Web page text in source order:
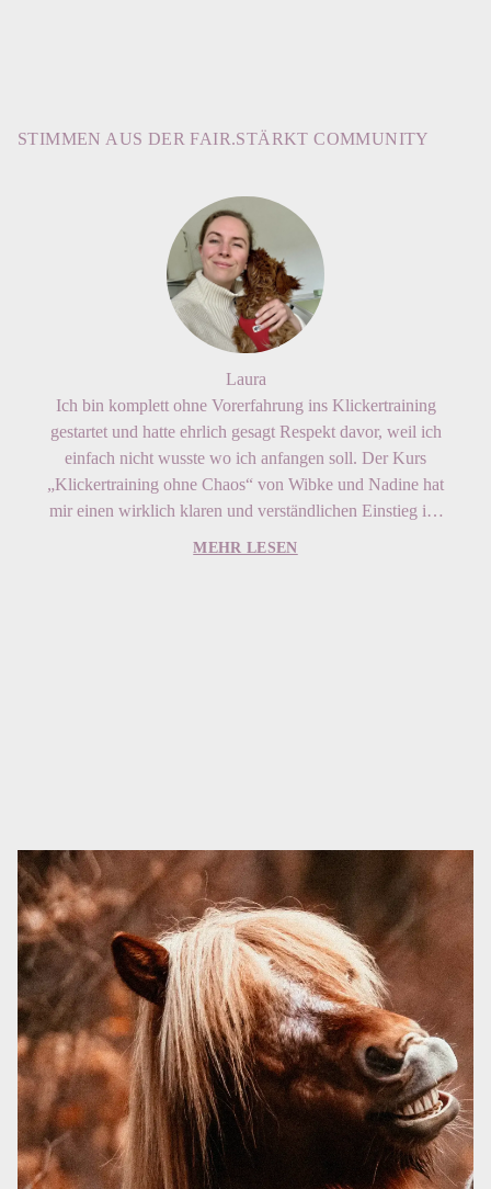
STIMMEN AUS DER FAIR.STÄRKT COMMUNITY
Laura
Ich bin komplett ohne Vorerfahrung ins Klickertraining
gestartet und hatte ehrlich gesagt Respekt davor, weil ich
einfach nicht wusste wo ich anfangen soll. Der Kurs
„Klickertraining ohne Chaos“ von Wibke und Nadine hat
mir einen wirklich klaren und verständlichen Einstieg ins
Freude am Training bringt. Ich bin komplett ohne
Vorerfahrung ins Klickertraining gestartet und hatte
ehrlich gesagt Respekt davor, weil ich einfach nicht
wusste wo ich anfangen soll. Der Kurs „Klickertraining
ohne Chaos“ von Wibke und Nadine hat mir einen
wirklich klaren und verständlichen Einstieg ins Training
gegeben, der sofort von Tag 1 an Struktur reingebracht
hat. Besonders wertvoll war für mich, dass ich nicht nur
gelernt habe, was ich tun soll, sondern vor allem warum
ich es tue, und genau dadurch entsteht ein richtig tiefes
Verständnis dafür, wie das Tier lernt und „denkt“. Die
Kombi aus Grundlagenwissen, klarer Anleitung und
Praxisaufgaben hat mir extrem geholfen, das Ganze
MEHR LESEN